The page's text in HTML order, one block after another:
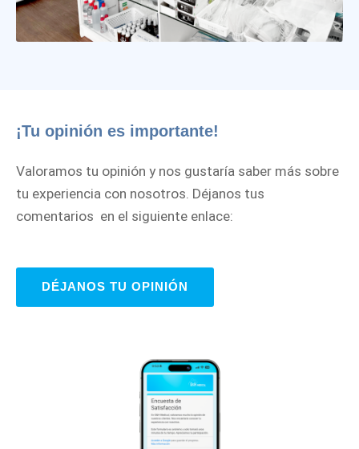
¡Tu opinión es importante!
Valoramos tu opinión y nos gustaría saber más sobre
tu experiencia con nosotros. Déjanos tus
comentarios en el siguiente enlace:
DÉJANOS TU OPINIÓN